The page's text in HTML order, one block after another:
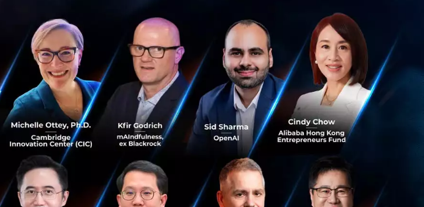
นไลน์เพิ่มมากขึ้น การศึกษายังพบว่า ในเอเชีย การยกหู
ค้าเป็นสิ่งที่เกิดขึ้นบ่อยกว่าในสหรัฐอเมริกาหรือยุโรป
จักและสร้างความสัมพันธ์กับผู้ขายก่อนทำการสั่งซื้อ
น ที่การทำธุรกิจร่วมกัน จำเป็นต้องสร้างความเชื่อมั่น
ะเทศ เอเชียก็มีสัดส่วนสูงไม่ต่างจากภูมิภาคอื่น ๆ ของ